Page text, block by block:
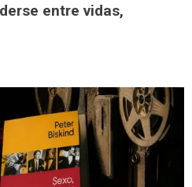
entre vidas,